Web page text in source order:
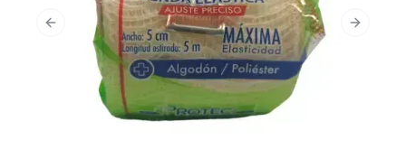
Previous slide Next